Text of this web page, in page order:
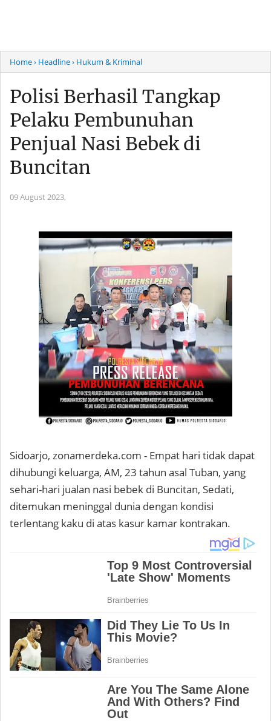
Home› Headline› Hukum & Kriminal
Polisi Berhasil Tangkap
Pelaku Pembunuhan
Penjual Nasi Bebek di
Buncitan
09 August 2023,
Sidoarjo, zonamerdeka.com - Empat hari tidak dapat
dihubungi keluarga, AM, 23 tahun asal Tuban, yang
sehari-hari jualan nasi bebek di Buncitan, Sedati,
ditemukan meninggal dunia dengan kondisi
terlentang kaku di atas kasur kamar kontrakan.